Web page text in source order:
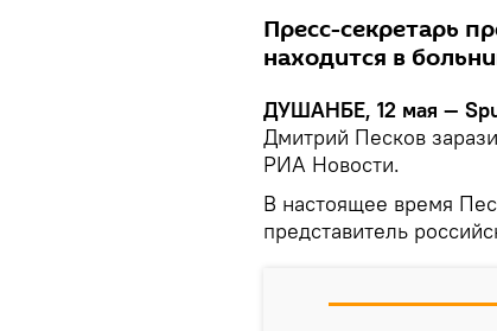
Пресс-секретарь
находится в
ДУШАНБЕ, 12 мая —
Дмитрий Песков
РИА Новости.
В настоящее время
представитель